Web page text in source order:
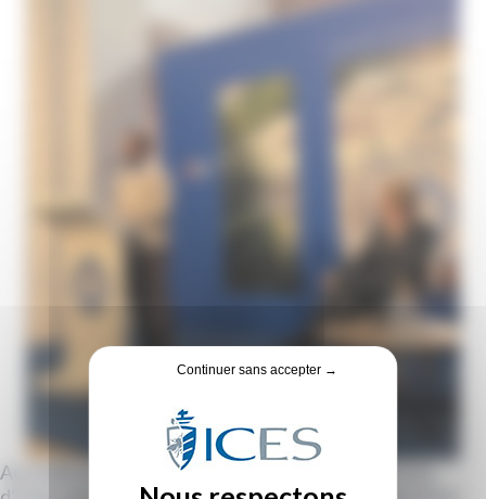
Accueilli par trois universités de Tbilissi (l'Université
Continuer sans accepter →